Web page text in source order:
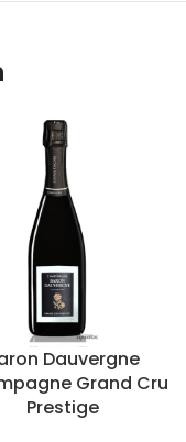
Dauvergne
Grand Cru
Prestige